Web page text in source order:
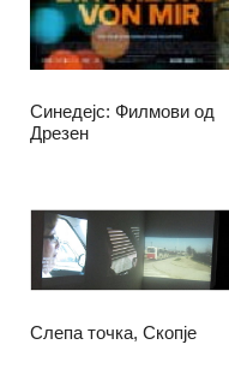
Синедејс: Филмови од
Дрезен
Слепа точка, Скопје